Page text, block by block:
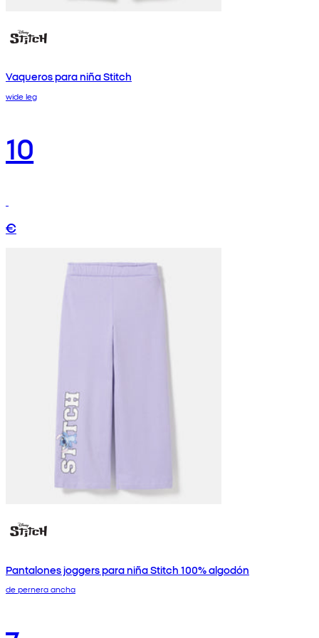
Vaqueros para niña Stitch
wide leg
10
€
Pantalones joggers para niña Stitch 100% algodón
de pernera ancha